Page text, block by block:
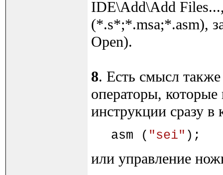
IDE\Add\Add
(*.s*;*.msa;*.asm),
Open).
8. Есть смысл
операторы, которые
инструкции сразу в
asm ( "sei" ); //
или управление